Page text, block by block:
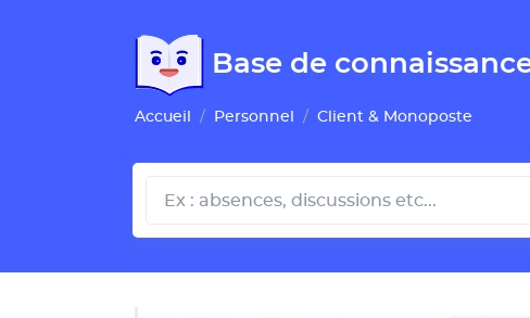
Base de
Accueil Personnel Client & Monoposte